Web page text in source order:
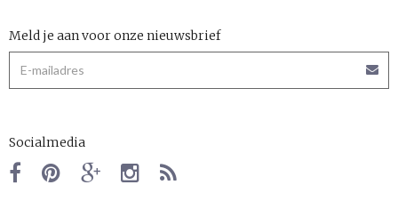
Meld je aan voor onze nieuwsbrief
Socialmedia